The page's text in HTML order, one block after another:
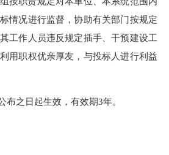
情况进行监督，协助有关部门按规定
工作人员违反规定插手、干预建设工
用职权优亲厚友，与投标人进行利益
布之日起生效，有效期3年。